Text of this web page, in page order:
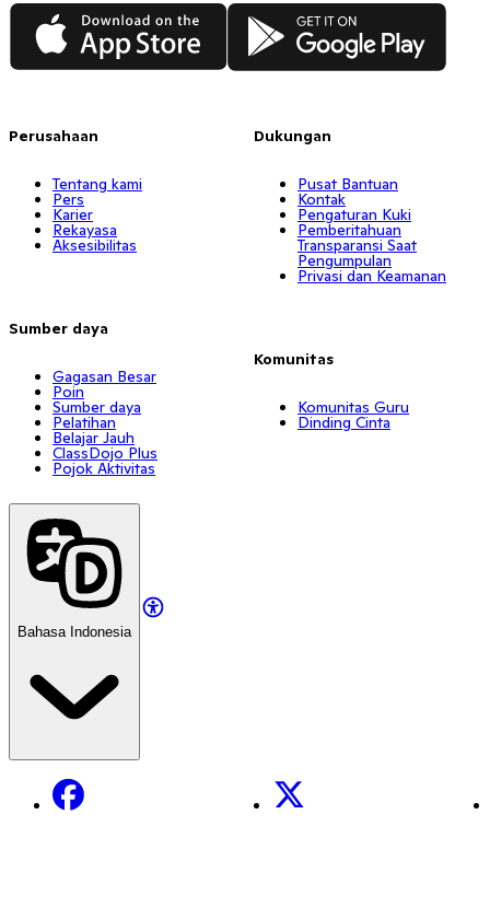
App Store Google Play
Perusahaan
Tentang kami
Pers
Karier
Rekayasa
Aksesibilitas
Sumber daya
Gagasan Besar
Poin
Sumber daya
Pelatihan
Belajar Jauh
ClassDojo Plus
Pojok Aktivitas
Dukungan
Pusat Bantuan
Kontak
Pengaturan Kuki
Pemberitahuan
Transparansi Saat
Pengumpulan
Privasi dan Keamanan
Komunitas
Komunitas Guru
Dinding Cinta
Bahasa Indonesia
Facebook X